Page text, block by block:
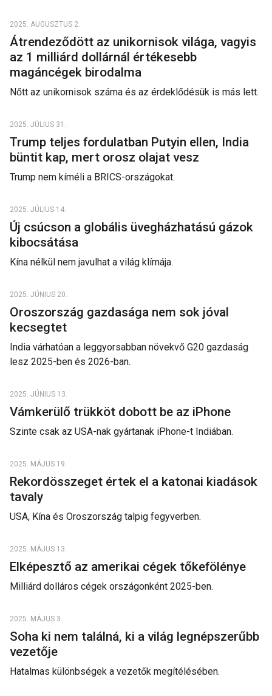
2025. AUGUSZTUS 2.
Átrendeződött az unikornisok világa, vagyis
az 1 milliárd dollárnál értékesebb
magáncégek birodalma
Nőtt az unikornisok száma és az érdeklődésük is más lett.
2025. JÚLIUS 31.
Trump teljes fordulatban Putyin ellen, India
büntit kap, mert orosz olajat vesz
Trump nem kíméli a BRICS-országokat.
2025. JÚLIUS 14.
Új csúcson a globális üvegházhatású gázok
kibocsátása
Kína nélkül nem javulhat a világ klímája.
2025. JÚNIUS 20.
Oroszország gazdasága nem sok jóval
kecsegtet
India várhatóan a leggyorsabban növekvő G20 gazdaság
lesz 2025-ben és 2026-ban.
2025. JÚNIUS 13.
Vámkerülő trükköt dobott be az iPhone
Szinte csak az USA-nak gyártanak iPhone-t Indiában.
2025. MÁJUS 19.
Rekordösszeget értek el a katonai kiadások
tavaly
USA, Kína és Oroszország talpig fegyverben.
2025. MÁJUS 13.
Elképesztő az amerikai cégek tőkefölénye
Milliárd dolláros cégek országonként 2025-ben.
2025. MÁJUS 3.
Soha ki nem találná, ki a világ legnépszerűbb
vezetője
Hatalmas különbségek a vezetők megítélésében.